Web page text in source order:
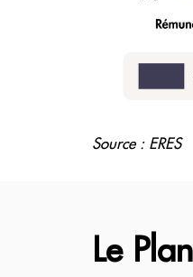
Source : ERES
Le